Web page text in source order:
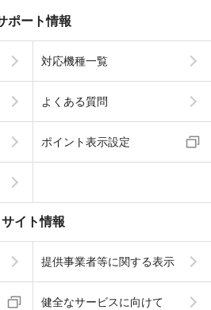
ポート情報
対応機種一覧
よくある質問
ポイント表示設定
サイト情報
提供事業者等に関する表示
健全なサービスに向けて